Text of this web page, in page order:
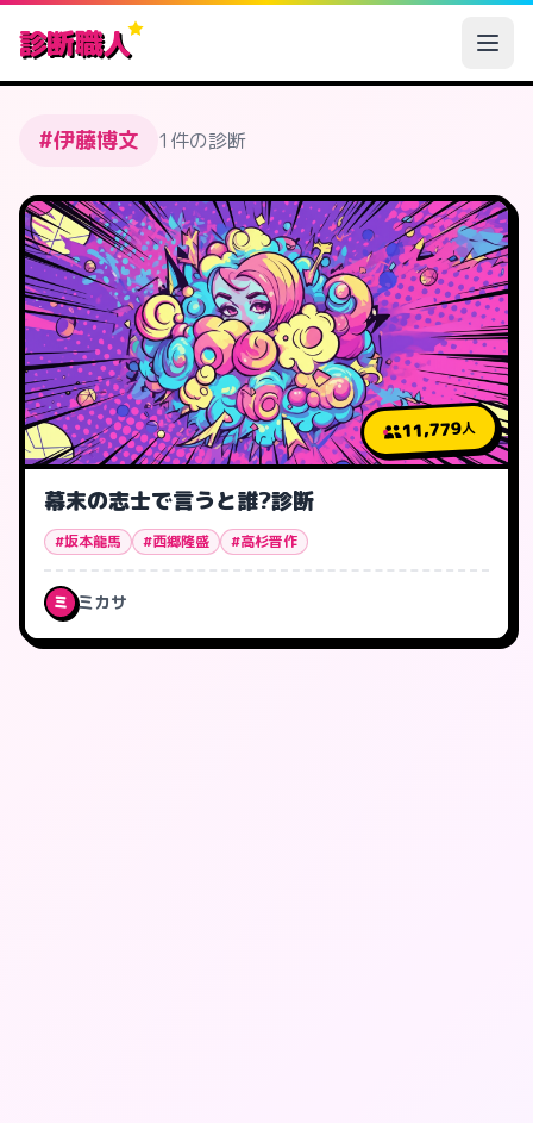
診断職人
#伊藤博文 1件の診断
11,779人
幕末の志士で言うと誰?診断
#坂本龍馬 #西郷隆盛 #高杉晋作
ミ ミカサ